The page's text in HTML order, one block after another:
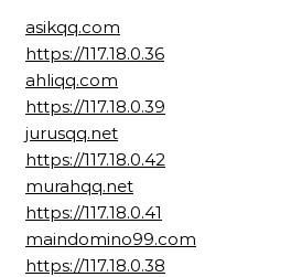
asikqq.com
https://117.18.0.36
ahliqq.com
https://117.18.0.39
jurusqq.net
https://117.18.0.42
murahqq.net
https://117.18.0.41
maindomino99.com
https://117.18.0.38